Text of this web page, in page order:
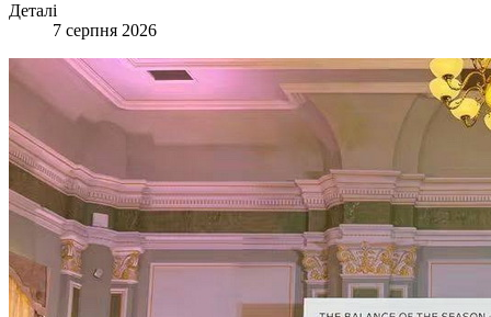
Деталі
7 серпня 2026